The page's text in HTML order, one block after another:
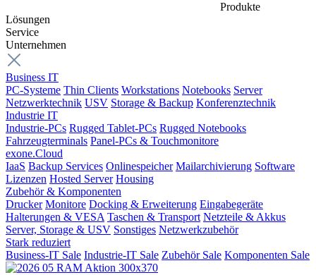
Produkte
Lösungen
Service
Unternehmen
Business IT
PC-Systeme Thin Clients Workstations Notebooks Server
Netzwerktechnik USV Storage & Backup Konferenztechnik
Industrie IT
Industrie-PCs Rugged Tablet-PCs Rugged Notebooks
Fahrzeugterminals Panel-PCs & Touchmonitore
exone.Cloud
IaaS Backup Services Onlinespeicher Mailarchivierung Software
Lizenzen Hosted Server Housing
Zubehör & Komponenten
Drucker Monitore Docking & Erweiterung Eingabegeräte
Halterungen & VESA Taschen & Transport Netzteile & Akkus
Server, Storage & USV Sonstiges Netzwerkzubehör
Stark reduziert
Business-IT Sale Industrie-IT Sale Zubehör Sale Komponenten Sale